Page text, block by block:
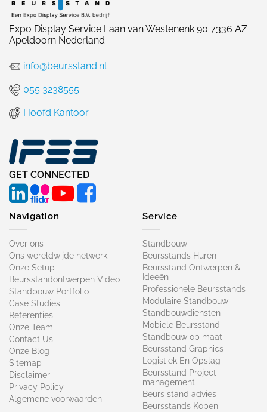
Expo Display Service Laan van Westenenk 90 7336 AZ
Apeldoorn Nederland
info@beursstand.nl
055 3238555
Hoofd Kantoor
GET CONNECTED
Navigation
Over ons
Ons wereldwijde netwerk
Onze Setup
Beursstandontwerpen Video
Standbouw Portfolio
Case Studies
Referenties
Onze Team
Contact Us
Onze Blog
Sitemap
Disclaimer
Privacy Policy
Algemene voorwaarden
Service
Standbouw
Beursstands Huren
Beursstand Ontwerpen &
Ideeën
Professionele Beursstands
Modulaire Standbouw
Standbouwdiensten
Mobiele Beursstand
Standbouw op maat​
Beursstand Graphics
Logistiek En Opslag
Beursstand Project
management
Beurs stand advies
Beursstands Kopen